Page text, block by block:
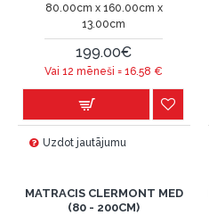
80.00cm x 160.00cm x
13.00cm
199.00€
Vai 12 mēneši =16.58 €
Uzdot jautājumu
MATRACIS CLERMONT MED
(80 - 200CM)